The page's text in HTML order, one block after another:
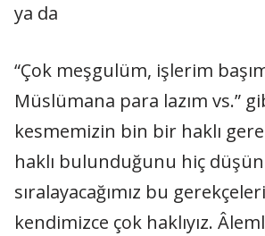
ya da
“Çok meşgulüm, işlerim
Müslümana para lazım vs.”
kesmemizin bin bir haklı
haklı bulunduğunu hiç
sıralayacağımız bu
kendimizce çok haklıyız.